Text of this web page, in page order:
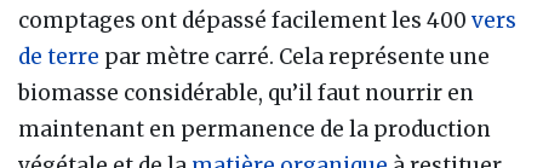
comptages ont dépassé facilement les 400 vers
de terre par mètre carré. Cela représente une
biomasse considérable, qu’il faut nourrir en
maintenant en permanence de la production